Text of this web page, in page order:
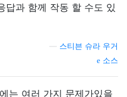
답과 함께 작동 할 수도 있
스티븐 슈라 우거
소스
는 여러 가지 문제가있을